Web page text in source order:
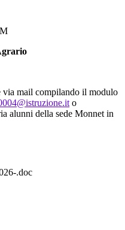
via mail compilando il modulo
o
alunni della sede Monnet in
.doc